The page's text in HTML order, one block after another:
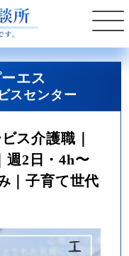
エス
スセンター
ス介護職｜
週2日・4h〜
｜子育て世代